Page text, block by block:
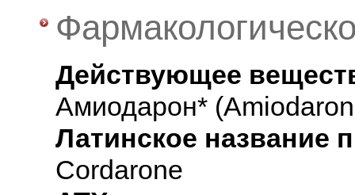
Действующее
Амиодарон*
Латинское название
Cordarone